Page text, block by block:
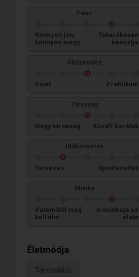
Pénz
Könnyen jön,
könnyen megy
Takarékosan
beosztja
Öltözködés
Divat Praktikum
Társaság
Nagy társaság Közeli barátok
Időbeosztás
Tervezés Spontaneitás
Munka
Valamiből meg
kell élni
A munkája az
élete
Életmódja
Táncoslábú